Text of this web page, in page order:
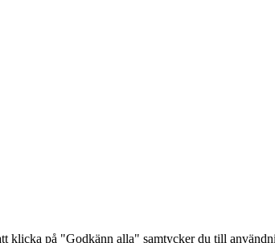
klicka på "Godkänn alla" samtycker du till